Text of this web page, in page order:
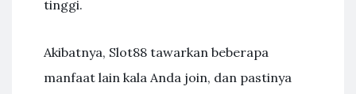
tinggi.
Akibatnya, Slot88 tawarkan beberapa
manfaat lain kala Anda join, dan pastinya